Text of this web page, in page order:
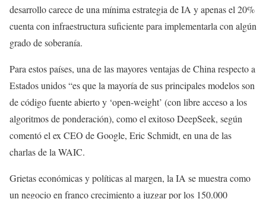
desarrollo carece de una mínima estrategia de IA y apenas el 20%
cuenta con infraestructura suficiente para implementarla con algún
grado de soberanía.
Para estos países, una de las mayores ventajas de China respecto a
Estados unidos “es que la mayoría de sus principales modelos son
de código fuente abierto y ‘open-weight’ (con libre acceso a los
algoritmos de ponderación), como el exitoso DeepSeek, según
comentó el ex CEO de Google, Eric Schmidt, en una de las
charlas de la WAIC.
Grietas económicas y políticas al margen, la IA se muestra como
un negocio en franco crecimiento a juzgar por los 150.000